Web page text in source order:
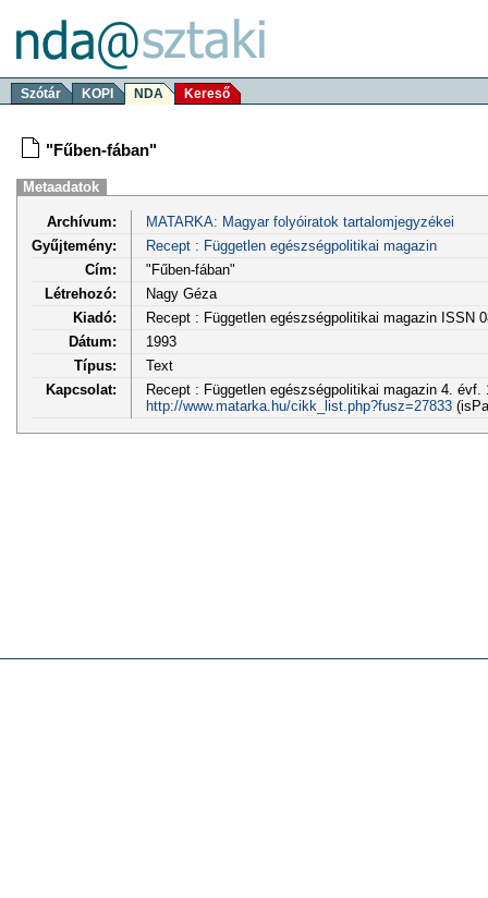
Szótár KOPI NDA Kereső
"Fűben-fában"
Metaadatok
Archívum:
MATARKA: Magyar folyóiratok tartalomjegyzékei
Gyűjtemény:
Recept : Független egészségpolitikai magazin
Cím:
"Fűben-fában"
Létrehozó:
Nagy Géza
Kiadó:
Recept : Független egészségpolitikai magazin ISSN
Dátum:
1993
Típus:
Text
Kapcsolat:
Recept : Független egészségpolitikai magazin 4. évf.
http://www.matarka.hu/cikk_list.php?fusz=27833